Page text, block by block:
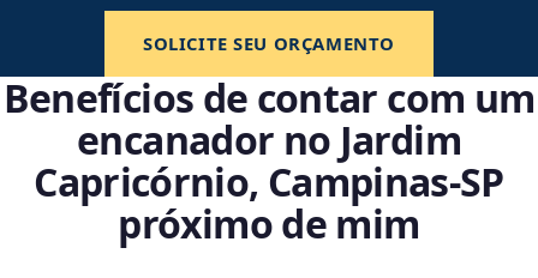
SOLICITE SEU ORÇAMENTO
Benefícios de contar com um
encanador no Jardim
Capricórnio, Campinas‑SP
próximo de mim